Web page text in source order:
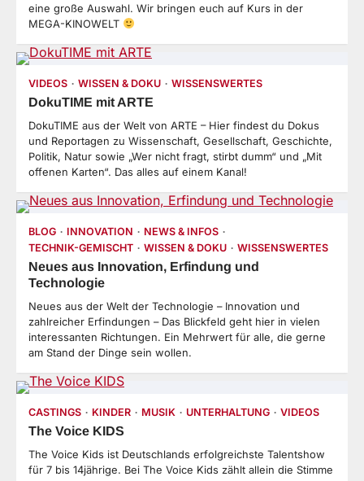
eine große Auswahl. Wir bringen euch auf Kurs in der
MEGA-KINOWELT
VIDEOS WISSEN & DOKU WISSENSWERTES
DokuTIME mit ARTE
DokuTIME aus der Welt von ARTE – Hier findest du Dokus
und Reportagen zu Wissenschaft, Gesellschaft, Geschichte,
Politik, Natur sowie „Wer nicht fragt, stirbt dumm“ und „Mit
offenen Karten“. Das alles auf einem Kanal!
BLOG INNOVATION
NEWS & INFOS
TECHNIK-GEMISCHT
WISSEN & DOKU WISSENSWERTES
Neues aus Innovation, Erfindung und
Technologie
Neues aus der Welt der Technologie – Innovation und
zahlreicher Erfindungen – Das Blickfeld geht hier in vielen
interessanten Richtungen. Ein Mehrwert für alle, die gerne
am Stand der Dinge sein wollen.
CASTINGS KINDER MUSIK UNTERHALTUNG VIDEOS
The Voice KIDS
The Voice Kids ist Deutschlands erfolgreichste Talentshow
für 7 bis 14jährige. Bei The Voice Kids zählt allein die Stimme